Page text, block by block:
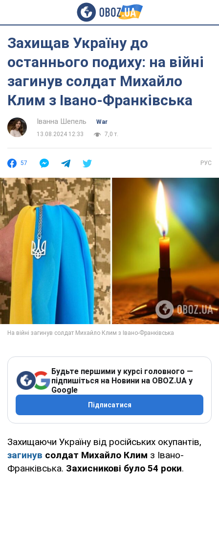
Захищав Україну до
останнього подиху: на війні
загинув солдат Михайло
Клим з Івано-Франківська
Іванна Шепель
War
13.08.2024 12:33
7,0 т.
57 РУС
Будьте першими у курсі головного —
підпишіться на Новини на OBOZ.UA у
Google
Підписатися
Захищаючи Україну від російських окупантів,
загинув солдат Михайло Клим з Івано-
Франківська. Захисникові було 54 роки.